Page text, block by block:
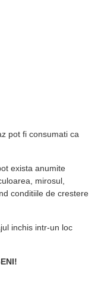
pot fi consumati ca
exista anumite
mirosul,
conditiile de crestere
inchis intr-un loc